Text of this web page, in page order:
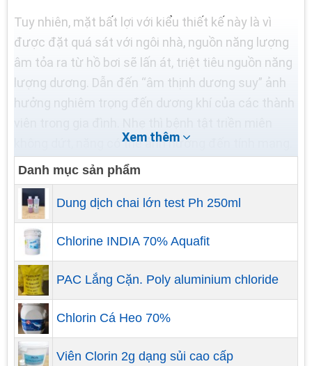
Tuy nhiên, mặt bất lợi với kiểu thiết kế này là vì
được đặt quá sát với ngôi nhà, nguồn năng lượng
âm tỏa ra từ hồ bơi sẽ lấn át, triệt tiêu nguồn năng
lượng dương. Dẫn đến “âm thịnh dương suy” ảnh
hưởng nghiêm trọng đến dương khí của các thành
không dứt, nặng có thể ảnh hưởng đến tính mạng.
Xem thêm
Danh mục sản phẩm
Dung dịch chai lớn test Ph 250ml
Chlorine INDIA 70% Aquafit
PAC Lắng Cặn. Poly aluminium chloride
Chlorin Cá Heo 70%
Viên Clorin 2g dạng sủi cao cấp